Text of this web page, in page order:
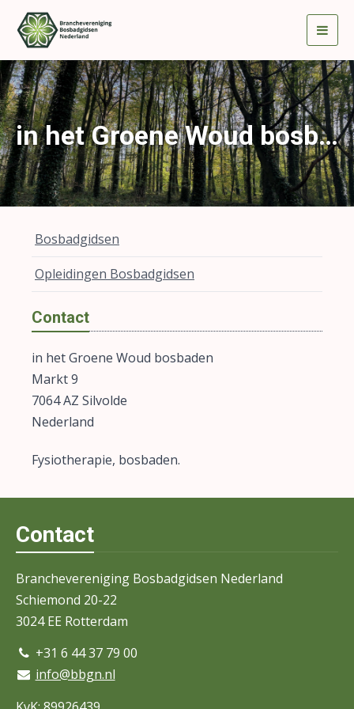
in het Groene Woud bosbaden
Bosbadgidsen
Opleidingen Bosbadgidsen
Contact
in het Groene Woud bosbaden
Markt 9
7064 AZ Silvolde
Nederland
Fysiotherapie, bosbaden.
Contact
Branchevereniging Bosbadgidsen Nederland
Schiemond 20-22
3024 EE Rotterdam
+31 6 44 37 79 00
info@bbgn.nl